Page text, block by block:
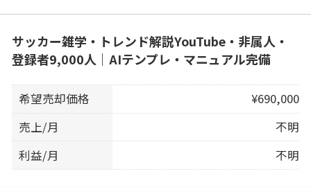
サッカー雑学・トレンド解説YouTube・非属人・
登録者9,000人｜AIテンプレ・マニュアル完備
希望売却価格
¥690,000
売上/月
不明
利益/月
不明